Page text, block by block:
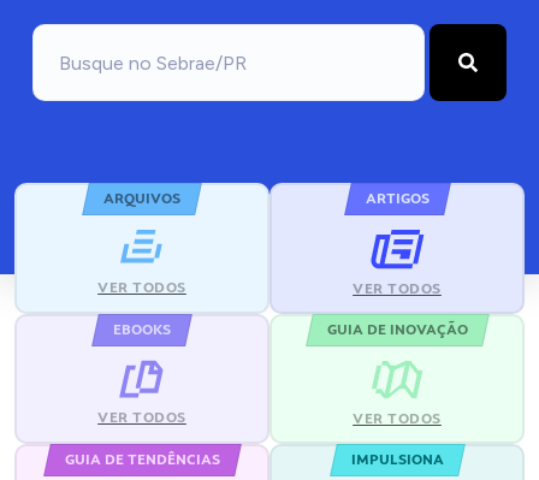
ARQUIVOS
VER TODOS
ARTIGOS
VER TODOS
EBOOKS
VER TODOS
GUIA DE INOVAÇÃO
VER TODOS
GUIA DE TENDÊNCIAS IMPULSIONA